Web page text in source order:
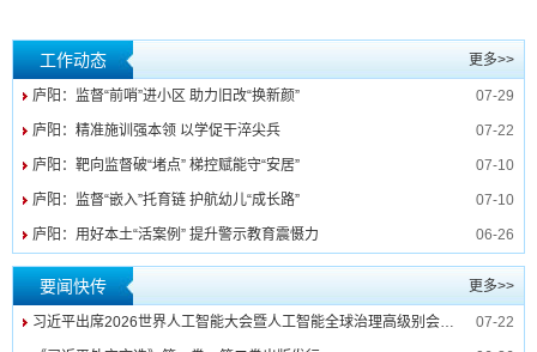
工作动态 更多>>
庐阳：监督“前哨”进小区 助力旧改“换新颜” 07-29
庐阳：精准施训强本领 以学促干淬尖兵 07-22
庐阳：靶向监督破“堵点” 梯控赋能守“安居” 07-10
庐阳：监督“嵌入”托育链 护航幼儿“成长路” 07-10
庐阳：用好本土“活案例” 提升警示教育震慑力 06-26
要闻快传 更多>>
习近平出席2026世界人工智能大会暨人工智能全球治理高级别会议开幕式并发表主旨讲话 07-22